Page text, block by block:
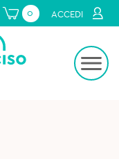
0 ACCEDI